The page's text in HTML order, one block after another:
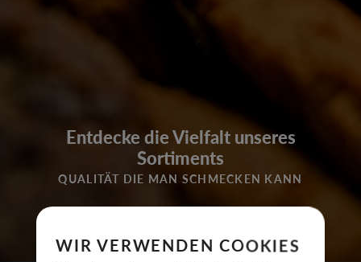
Entdecke die Vielfalt unseres
Sortiments
QUALITÄT DIE MAN SCHMECKEN KANN
WIR VERWENDEN COOKIES